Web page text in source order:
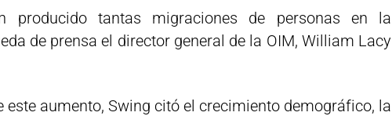
producido tantas migraciones de personas en la
de prensa el director general de la OIM, William Lacy
este aumento, Swing citó el crecimiento demográfico, la